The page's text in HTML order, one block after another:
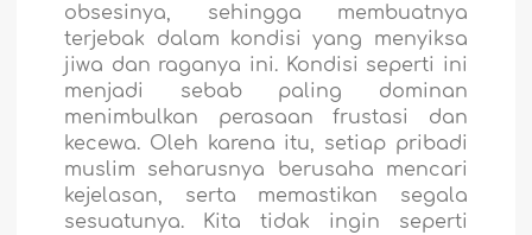
obsesinya, sehingga membuatnya
terjebak dalam kondisi yang menyiksa
jiwa dan raganya ini. Kondisi seperti ini
menjadi sebab paling dominan
menimbulkan perasaan frustasi dan
kecewa. Oleh karena itu, setiap pribadi
muslim seharusnya berusaha mencari
kejelasan, serta memastikan segala
sesuatunya. Kita tidak ingin seperti